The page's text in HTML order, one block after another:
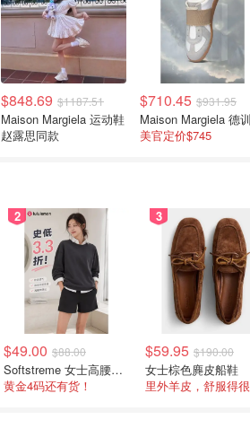
$848.69 $1187.51
Maison Margiela 运动鞋
赵露思同款
$710.45 $931.95
Maison Margiela 德
美官定价$745
2
$49.00 $88.00
Softstreme 女士高腰短裤 4英寸
黄金4码还有货！
3
$59.95 $190.00
女士棕色麂皮船鞋
里外羊皮，舒服得很